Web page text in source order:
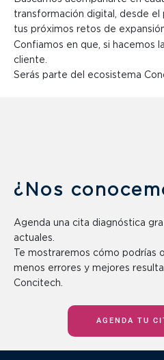
transformación digital, desde el
tus próximos retos de
Confiamos en que, si hacemos
cliente.
Serás parte del ecosistema
¿Nos
Agenda una cita diagnóstica
actuales.
Te mostraremos cómo podrías
menos errores y mejores
Concitech.
AGENDA TU